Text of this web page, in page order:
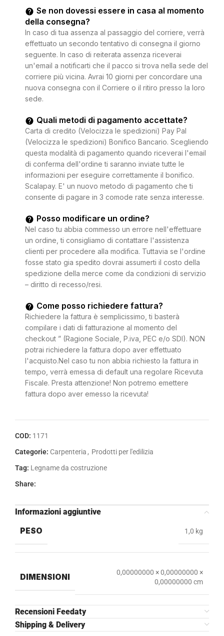
Se non dovessi essere in casa al momento
della consegna?
In caso di tua assenza al passaggio del corriere, verrà
effettuato un secondo tentativo di consegna il giorno
seguente. In caso di reiterata assenza riceverai
un'email a notificarti che il pacco si trova nella sede del
corriere più vicina. Avrai 10 giorni per concordare una
nuova consegna con il Corriere o il ritiro presso la loro
sede.
Quali metodi di pagamento accettate?
Carta di credito (Velocizza le spedizioni) Pay Pal
(Velocizza le spedizioni) Bonifico Bancario. Scegliendo
questa modalità di pagamento quando riceverai l'email
di conferma dell'ordine ti saranno inviate tutte le
informazioni per eseguire correttamente il bonifico.
Scalapay. E' un nuovo metodo di pagamento che ti
consente di pagare in 3 comode rate senza interesse.
Posso modificare un ordine?
Nel caso tu abbia commesso un errore nell'effettuare
un ordine, ti consigliamo di contattare l'assistenza
clienti per procedere alla modifica. Tuttavia se l'ordine
fosse stato gia spedito dovrai assumerti il costo della
spedizione della merce come da condizioni di servizio
– diritto di recesso/resi.
Come posso richiedere fattura?
Richiedere la fattura è semplicissimo, ti basterà
compilare i dati di fatturazione al momento del
checkout ” (Ragione Sociale, P.iva, PEC e/o SDI). NON
potrai richiedere la fattura dopo aver effettuato
l'acquisto.Nel caso tu non abbia richiesto la fattura in
tempo, verrà emessa di default una regolare Ricevuta
Fiscale. Presta attenzione! Non potremo emettere
fattura dopo aver emesso la ricevuta!
COD: 1171
Categorie: Carpenteria , Prodotti per l'edilizia
Tag: Legname da costruzione
Share:
Informazioni aggiuntive
PESO
1,0 kg
DIMENSIONI
0,00000000 × 0,00000000 ×
0,00000000 cm
Recensioni Feedaty
Shipping & Delivery